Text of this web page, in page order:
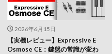
2026年6月15日
【実機レビュー】Expressive E
Osmose CE：鍵盤の常識が変わ